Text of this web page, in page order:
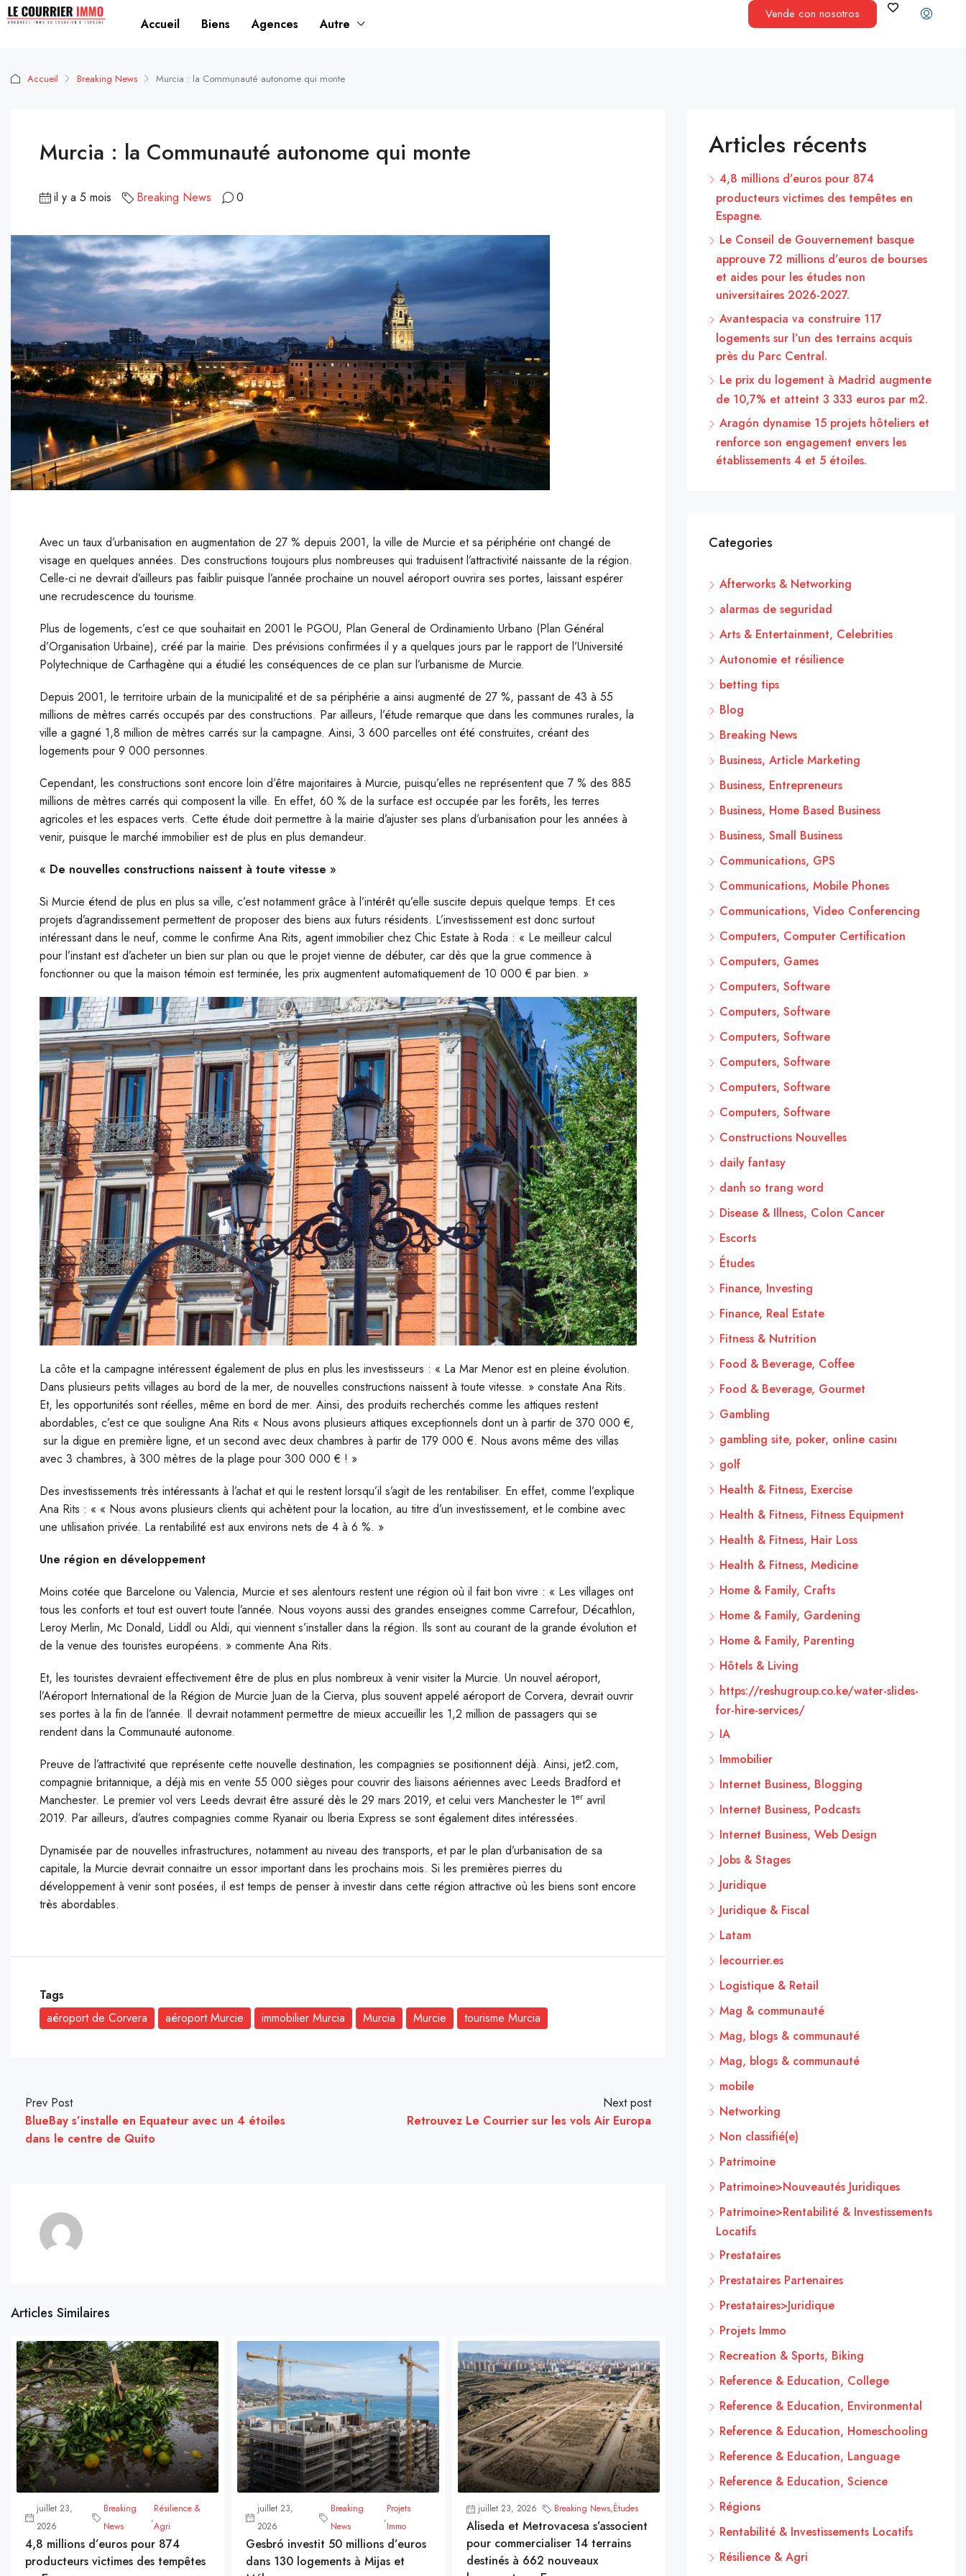
Accueil Biens Agences Autre
Vende con nosotros
Accueil Breaking News Murcia : la Communauté autonome qui monte
Murcia : la Communauté autonome qui monte
il y a 5 mois Breaking News 0
Avec un taux d’urbanisation en augmentation de 27 % depuis 2001, la ville de Murcie et sa périphérie ont changé de
visage en quelques années. Des constructions toujours plus nombreuses qui traduisent l’attractivité naissante de la région.
Celle-ci ne devrait d’ailleurs pas faiblir puisque l’année prochaine un nouvel aéroport ouvrira ses portes, laissant espérer
une recrudescence du tourisme.
Plus de logements, c’est ce que souhaitait en 2001 le PGOU, Plan General de Ordinamiento Urbano (Plan Général
d’Organisation Urbaine), créé par la mairie. Des prévisions confirmées il y a quelques jours par le rapport de l’Université
Polytechnique de Carthagène qui a étudié les conséquences de ce plan sur l’urbanisme de Murcie.
Depuis 2001, le territoire urbain de la municipalité et de sa périphérie a ainsi augmenté de 27 %, passant de 43 à 55
millions de mètres carrés occupés par des constructions. Par ailleurs, l’étude remarque que dans les communes rurales, la
ville a gagné 1,8 million de mètres carrés sur la campagne. Ainsi, 3 600 parcelles ont été construites, créant des
logements pour 9 000 personnes.
Cependant, les constructions sont encore loin d’être majoritaires à Murcie, puisqu’elles ne représentent que 7 % des 885
millions de mètres carrés qui composent la ville. En effet, 60 % de la surface est occupée par les forêts, les terres
agricoles et les espaces verts. Cette étude doit permettre à la mairie d’ajuster ses plans d’urbanisation pour les années à
venir, puisque le marché immobilier est de plus en plus demandeur.
« De nouvelles constructions naissent à toute vitesse »
Si Murcie étend de plus en plus sa ville, c’est notamment grâce à l’intérêt qu’elle suscite depuis quelque temps. Et ces
projets d’agrandissement permettent de proposer des biens aux futurs résidents. L’investissement est donc surtout
intéressant dans le neuf, comme le confirme Ana Rits, agent immobilier chez Chic Estate à Roda : « Le meilleur calcul
pour l’instant est d’acheter un bien sur plan ou que le projet vienne de débuter, car dès que la grue commence à
fonctionner ou que la maison témoin est terminée, les prix augmentent automatiquement de 10 000 € par bien. »
La côte et la campagne intéressent également de plus en plus les investisseurs : « La Mar Menor est en pleine évolution.
Dans plusieurs petits villages au bord de la mer, de nouvelles constructions naissent à toute vitesse. » constate Ana Rits.
Et, les opportunités sont réelles, même en bord de mer. Ainsi, des produits recherchés comme les attiques restent
abordables, c’est ce que souligne Ana Rits « Nous avons plusieurs attiques exceptionnels dont un à partir de 370 000 €,
sur la digue en première ligne, et un second avec deux chambres à partir de 179 000 €. Nous avons même des villas
avec 3 chambres, à 300 mètres de la plage pour 300 000 € ! »
Des investissements très intéressants à l’achat et qui le restent lorsqu’il s’agit de les rentabiliser. En effet, comme l’explique
Ana Rits : « « Nous avons plusieurs clients qui achètent pour la location, au titre d’un investissement, et le combine avec
une utilisation privée. La rentabilité est aux environs nets de 4 à 6 %. »
Une région en développement
Moins cotée que Barcelone ou Valencia, Murcie et ses alentours restent une région où il fait bon vivre : « Les villages ont
tous les conforts et tout est ouvert toute l’année. Nous voyons aussi des grandes enseignes comme Carrefour, Décathlon,
Leroy Merlin, Mc Donald, Liddl ou Aldi, qui viennent s’installer dans la région. Ils sont au courant de la grande évolution et
de la venue des touristes européens. » commente Ana Rits.
Et, les touristes devraient effectivement être de plus en plus nombreux à venir visiter la Murcie. Un nouvel aéroport,
l’Aéroport International de la Région de Murcie Juan de la Cierva, plus souvent appelé aéroport de Corvera, devrait ouvrir
ses portes à la fin de l’année. Il devrait notamment permettre de mieux accueillir les 1,2 million de passagers qui se
rendent dans la Communauté autonome.
Preuve de l’attractivité que représente cette nouvelle destination, les compagnies se positionnent déjà. Ainsi, jet2.com,
compagnie britannique, a déjà mis en vente 55 000 sièges pour couvrir des liaisons aériennes avec Leeds Bradford et
Manchester. Le premier vol vers Leeds devrait être assuré dès le 29 mars 2019, et celui vers Manchester le 1er avril
2019. Par ailleurs, d’autres compagnies comme Ryanair ou Iberia Express se sont également dites intéressées.
Dynamisée par de nouvelles infrastructures, notamment au niveau des transports, et par le plan d’urbanisation de sa
capitale, la Murcie devrait connaitre un essor important dans les prochains mois. Si les premières pierres du
développement à venir sont posées, il est temps de penser à investir dans cette région attractive où les biens sont encore
très abordables.
Tags
aéroport de Corvera
aéroport Murcie immobilier Murcia Murcia Murcie tourisme Murcia
Prev Post
BlueBay s’installe en Equateur avec un 4 étoiles
dans le centre de Quito
Next post
Retrouvez Le Courrier sur les vols Air Europa
Articles Similaires
juillet 23,
2026
Breaking
News
,
Résilience &
Agri
4,8 millions d’euros pour 874
producteurs victimes des tempêtes
juillet 23,
2026
Breaking
News
,
Projets
Immo
Gesbró investit 50 millions d’euros
dans 130 logements à Mijas et
juillet 23, 2026 Breaking News,Études
Aliseda et Metrovacesa s’associent
pour commercialiser 14 terrains
destinés à 662 nouveaux
Articles récents
4,8 millions d’euros pour 874
producteurs victimes des tempêtes en
Espagne.
Le Conseil de Gouvernement basque
approuve 72 millions d’euros de bourses
et aides pour les études non
universitaires 2026-2027.
Avantespacia va construire 117
logements sur l’un des terrains acquis
près du Parc Central.
Le prix du logement à Madrid augmente
de 10,7% et atteint 3 333 euros par m2.
Aragón dynamise 15 projets hôteliers et
renforce son engagement envers les
établissements 4 et 5 étoiles.
Categories
Afterworks & Networking
alarmas de seguridad
Arts & Entertainment, Celebrities
Autonomie et résilience
betting tips
Blog
Breaking News
Business, Article Marketing
Business, Entrepreneurs
Business, Home Based Business
Business, Small Business
Communications, GPS
Communications, Mobile Phones
Communications, Video Conferencing
Computers, Computer Certification
Computers, Games
Computers, Software
Computers, Software
Computers, Software
Computers, Software
Computers, Software
Computers, Software
Constructions Nouvelles
daily fantasy
danh so trang word
Disease & Illness, Colon Cancer
Escorts
Études
Finance, Investing
Finance, Real Estate
Fitness & Nutrition
Food & Beverage, Coffee
Food & Beverage, Gourmet
Gambling
gambling site, poker, online casinı
golf
Health & Fitness, Exercise
Health & Fitness, Fitness Equipment
Health & Fitness, Hair Loss
Health & Fitness, Medicine
Home & Family, Crafts
Home & Family, Gardening
Home & Family, Parenting
Hôtels & Living
https://reshugroup.co.ke/water-slides-
for-hire-services/
IA
Immobilier
Internet Business, Blogging
Internet Business, Podcasts
Internet Business, Web Design
Jobs & Stages
Juridique
Juridique & Fiscal
Latam
lecourrier.es
Logistique & Retail
Mag & communauté
Mag, blogs & communauté
Mag, blogs & communauté
mobile
Networking
Non classifié(e)
Patrimoine
Patrimoine>Nouveautés Juridiques
Patrimoine>Rentabilité & Investissements
Locatifs
Prestataires
Prestataires Partenaires
Prestataires>Juridique
Projets Immo
Recreation & Sports, Biking
Reference & Education, College
Reference & Education, Environmental
Reference & Education, Homeschooling
Reference & Education, Language
Reference & Education, Science
Régions
Rentabilité & Investissements Locatifs
Résilience & Agri